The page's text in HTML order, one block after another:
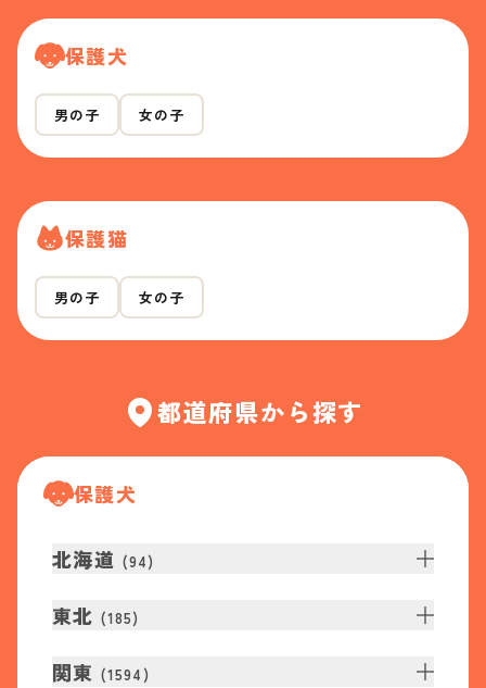
保護犬
男の子 女の子
保護猫
男の子 女の子
都道府県から探す
保護犬
北海道 (94)
東北 (185)
関東 (1594 )